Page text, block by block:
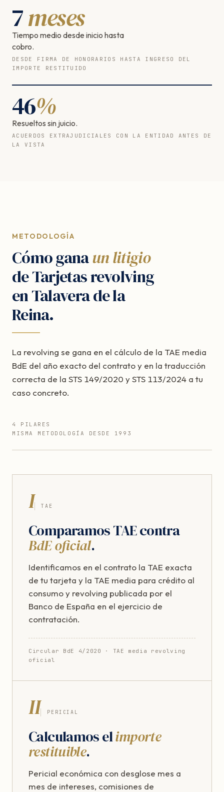
7meses
Tiempo medio desde inicio hasta
cobro.
DESDE FIRMA DE HONORARIOS HASTA INGRESO DEL
IMPORTE RESTITUIDO
46%
Resueltos sin juicio.
ACUERDOS EXTRAJUDICIALES CON LA ENTIDAD ANTES DE
LA VISTA
METODOLOGÍA
Cómo ganaun litigio
de Tarjetas revolving
en Talavera de la
Reina.
La revolving se gana en el cálculo de la TAE media
BdE del año exacto del contrato y en la traducción
correcta de la STS 149/2020 y STS 113/2024 a tu
caso concreto.
4 PILARES
MISMA METODOLOGÍA DESDE 1993
I TAE
Comparamos TAE contra
BdE oficial.
Identificamos en el contrato la TAE exacta
de tu tarjeta y la TAE media para crédito al
consumo y revolving publicada por el
Banco de España en el ejercicio de
contratación.
Circular BdE 4/2020 · TAE media revolving
oficial
II PERICIAL
Calculamos elimporte
restituible.
Pericial económica con desglose mes a
mes de intereses, comisiones de